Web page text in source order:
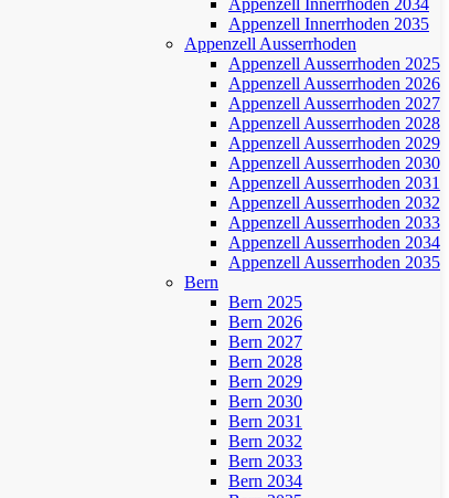
Appenzell Innerrhoden 2034
Appenzell Innerrhoden 2035
Appenzell Ausserrhoden
Appenzell Ausserrhoden 2025
Appenzell Ausserrhoden 2026
Appenzell Ausserrhoden 2027
Appenzell Ausserrhoden 2028
Appenzell Ausserrhoden 2029
Appenzell Ausserrhoden 2030
Appenzell Ausserrhoden 2031
Appenzell Ausserrhoden 2032
Appenzell Ausserrhoden 2033
Appenzell Ausserrhoden 2034
Appenzell Ausserrhoden 2035
Bern
Bern 2025
Bern 2026
Bern 2027
Bern 2028
Bern 2029
Bern 2030
Bern 2031
Bern 2032
Bern 2033
Bern 2034